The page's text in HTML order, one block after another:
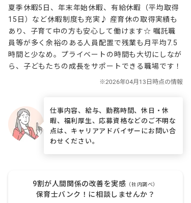
夏季休暇5日、年末年始休暇、有給休暇（平均取得
15日）など休暇制度も充実♪ 産育休の取得実績も
あり、子育て中の方も安心して働けます☆ 嘱託職
員等が多く余裕のある人員配置で残業も月平均7.5
時間と少なめ。プライベートの時間も大切にしなが
ら、子どもたちの成長をサポートできる職場です！
仕事内容、給与、勤務時間、休日・休
暇、福利厚生、応募資格などのご不明な
点は、キャリアアドバイザーにお問い合
わせください。
9割が人間関係の改善を実感 （社内調べ）
保育士バンク！に相談しませんか？